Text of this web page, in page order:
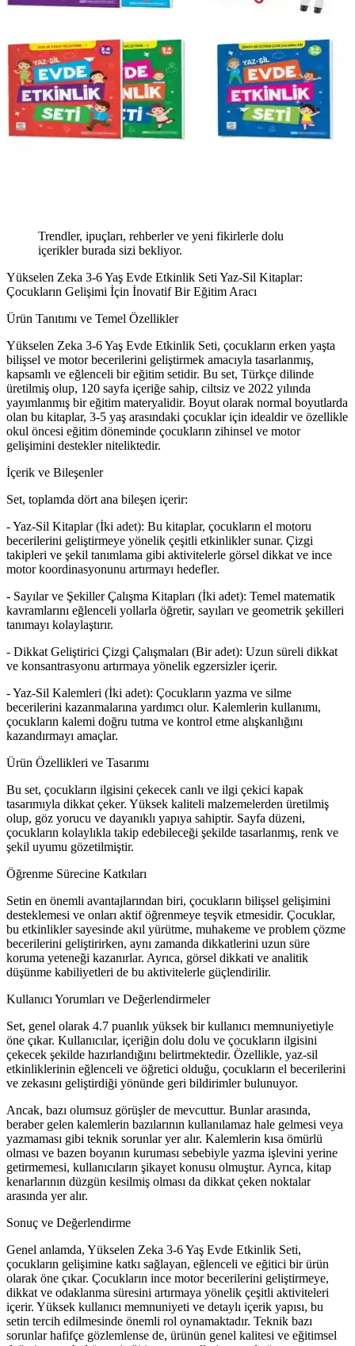
Trendler, ipuçları, rehberler ve yeni fikirlerle dolu
içerikler burada sizi bekliyor.
Yükselen Zeka 3-6 Yaş Evde Etkinlik Seti Yaz-Sil Kitaplar:
Çocukların Gelişimi İçin İnovatif Bir Eğitim Aracı
Ürün Tanıtımı ve Temel Özellikler
Yükselen Zeka 3-6 Yaş Evde Etkinlik Seti, çocukların erken yaşta
bilişsel ve motor becerilerini geliştirmek amacıyla tasarlanmış,
kapsamlı ve eğlenceli bir eğitim setidir. Bu set, Türkçe dilinde
üretilmiş olup, 120 sayfa içeriğe sahip, ciltsiz ve 2022 yılında
yayımlanmış bir eğitim materyalidir. Boyut olarak normal boyutlarda
olan bu kitaplar, 3-5 yaş arasındaki çocuklar için idealdir ve özellikle
okul öncesi eğitim döneminde çocukların zihinsel ve motor
gelişimini destekler niteliktedir.
İçerik ve Bileşenler
Set, toplamda dört ana bileşen içerir:
- Yaz-Sil Kitaplar (İki adet): Bu kitaplar, çocukların el motoru
becerilerini geliştirmeye yönelik çeşitli etkinlikler sunar. Çizgi
takipleri ve şekil tanımlama gibi aktivitelerle görsel dikkat ve ince
motor koordinasyonunu artırmayı hedefler.
- Sayılar ve Şekiller Çalışma Kitapları (İki adet): Temel matematik
kavramlarını eğlenceli yollarla öğretir, sayıları ve geometrik şekilleri
tanımayı kolaylaştırır.
- Dikkat Geliştirici Çizgi Çalışmaları (Bir adet): Uzun süreli dikkat
ve konsantrasyonu artırmaya yönelik egzersizler içerir.
- Yaz-Sil Kalemleri (İki adet): Çocukların yazma ve silme
becerilerini kazanmalarına yardımcı olur. Kalemlerin kullanımı,
çocukların kalemi doğru tutma ve kontrol etme alışkanlığını
kazandırmayı amaçlar.
Ürün Özellikleri ve Tasarımı
Bu set, çocukların ilgisini çekecek canlı ve ilgi çekici kapak
tasarımıyla dikkat çeker. Yüksek kaliteli malzemelerden üretilmiş
olup, göz yorucu ve dayanıklı yapıya sahiptir. Sayfa düzeni,
çocukların kolaylıkla takip edebileceği şekilde tasarlanmış, renk ve
şekil uyumu gözetilmiştir.
Öğrenme Sürecine Katkıları
Setin en önemli avantajlarından biri, çocukların bilişsel gelişimini
desteklemesi ve onları aktif öğrenmeye teşvik etmesidir. Çocuklar,
bu etkinlikler sayesinde akıl yürütme, muhakeme ve problem çözme
becerilerini geliştirirken, aynı zamanda dikkatlerini uzun süre
koruma yeteneği kazanırlar. Ayrıca, görsel dikkati ve analitik
düşünme kabiliyetleri de bu aktivitelerle güçlendirilir.
Kullanıcı Yorumları ve Değerlendirmeler
Set, genel olarak 4.7 puanlık yüksek bir kullanıcı memnuniyetiyle
öne çıkar. Kullanıcılar, içeriğin dolu dolu ve çocukların ilgisini
çekecek şekilde hazırlandığını belirtmektedir. Özellikle, yaz-sil
etkinliklerinin eğlenceli ve öğretici olduğu, çocukların el becerilerini
ve zekasını geliştirdiği yönünde geri bildirimler bulunuyor.
Ancak, bazı olumsuz görüşler de mevcuttur. Bunlar arasında,
beraber gelen kalemlerin bazılarının kullanılamaz hale gelmesi veya
yazmaması gibi teknik sorunlar yer alır. Kalemlerin kısa ömürlü
olması ve bazen boyanın kuruması sebebiyle yazma işlevini yerine
getirmemesi, kullanıcıların şikayet konusu olmuştur. Ayrıca, kitap
kenarlarının düzgün kesilmiş olması da dikkat çeken noktalar
arasında yer alır.
Sonuç ve Değerlendirme
Genel anlamda, Yükselen Zeka 3-6 Yaş Evde Etkinlik Seti,
çocukların gelişimine katkı sağlayan, eğlenceli ve eğitici bir ürün
olarak öne çıkar. Çocukların ince motor becerilerini geliştirmeye,
dikkat ve odaklanma süresini artırmaya yönelik çeşitli aktiviteleri
içerir. Yüksek kullanıcı memnuniyeti ve detaylı içerik yapısı, bu
setin tercih edilmesinde önemli rol oynamaktadır. Teknik bazı
sorunlar hafifçe gözlemlense de, ürünün genel kalitesi ve eğitimsel